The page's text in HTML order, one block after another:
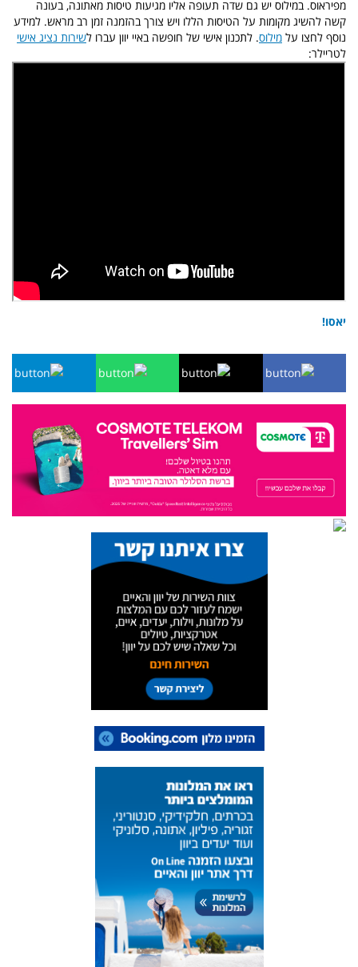
מפיראוס. במילוס יש גם שדה תעופה אליו מגיעות טיסות מאתונה, בעונה
קשה להשיג מקומות על הטיסות הללו ויש צורך בהזמנה זמן רב מראש. למידע
נוסף לחצו על מילוס. לתכנון אישי של חופשה באיי יוון עברו לשירות נציג אישי
לטריילר:
יאסו!